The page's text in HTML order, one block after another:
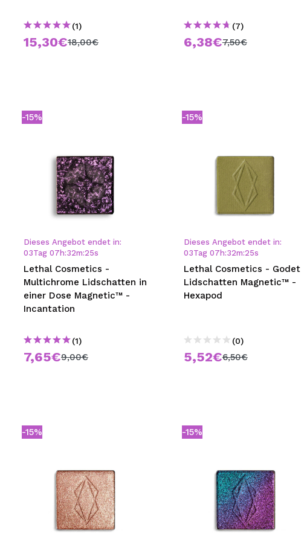
(1)
15,30€18,00€
(7)
6,38€7,50€
-15%
Dieses Angebot endet in:
03Tag 07 h:32m:24s
Lethal Cosmetics -
Multichrome Lidschatten in
einer Dose Magnetic™ -
Incantation
(1)
7,65€9,00€
-15%
Dieses Angebot endet in:
03Tag 07 h:32m:24s
Lethal Cosmetics - Godet
Lidschatten Magnetic™ -
Hexapod
(0)
5,52€6,50€
-15% -15%